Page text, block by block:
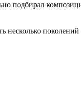
подбирал
несколько